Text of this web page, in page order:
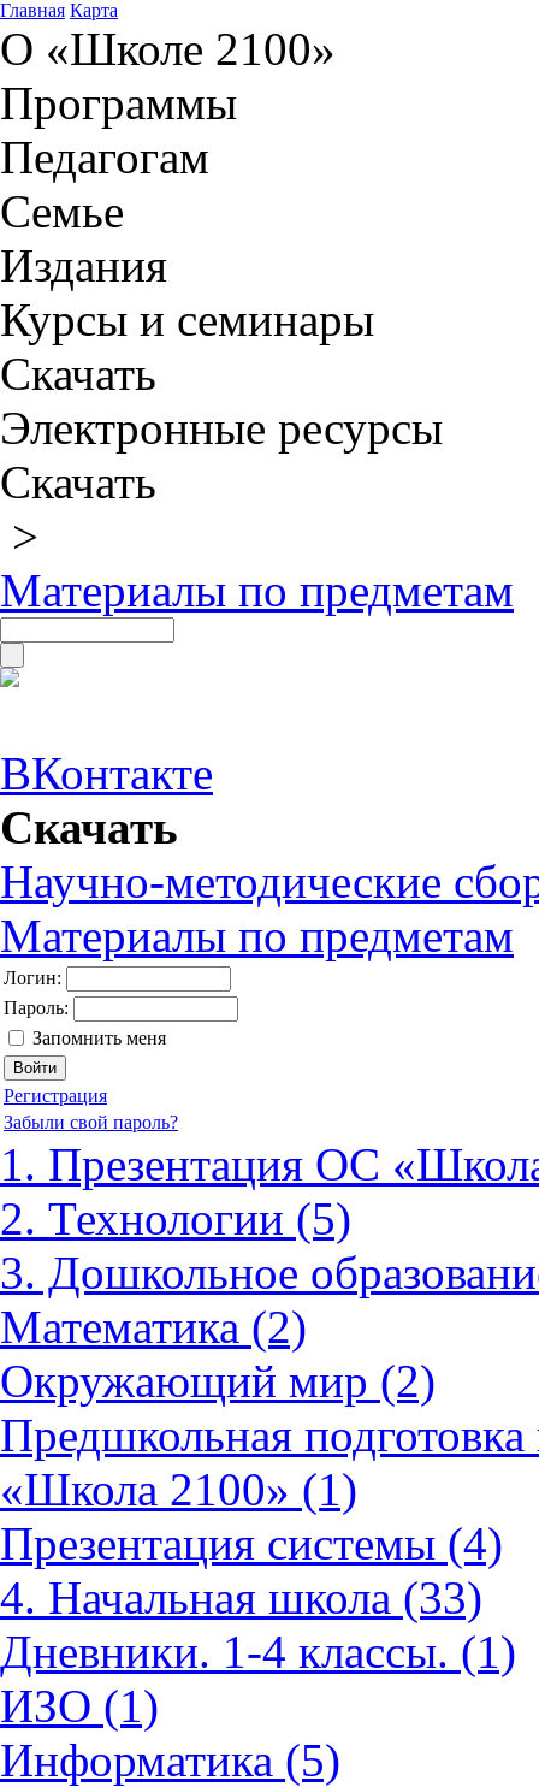
Главная Карта
О «Школе 2100»
Программы
Педагогам
Семье
Издания
Курсы и семинары
Скачать
Электронные ресурсы
Скачать
>
Материалы по предметам
ВКонтакте
Скачать
Научно-методические
Материалы по предметам
Логин:
Пароль:
Запомнить меня
Регистрация
Забыли свой пароль?
1. Презентация ОС
2. Технологии (5)
3. Дошкольное
Математика (2)
Окружающий мир (2)
Предшкольная
«Школа 2100» (1)
Презентация системы (4)
4. Начальная школа (33)
Дневники. 1-4 классы. (1)
ИЗО (1)
Информатика (5)